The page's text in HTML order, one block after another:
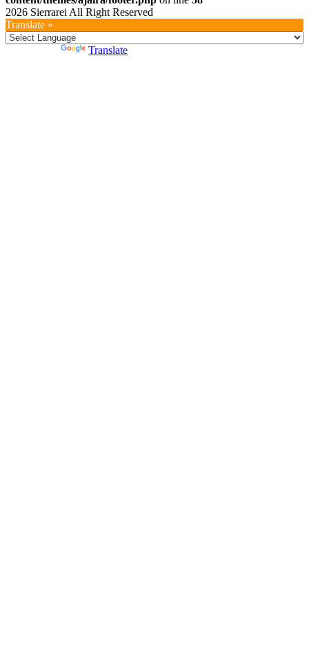
2026 Sierrarei All Right Reserved
Translate »
Translate